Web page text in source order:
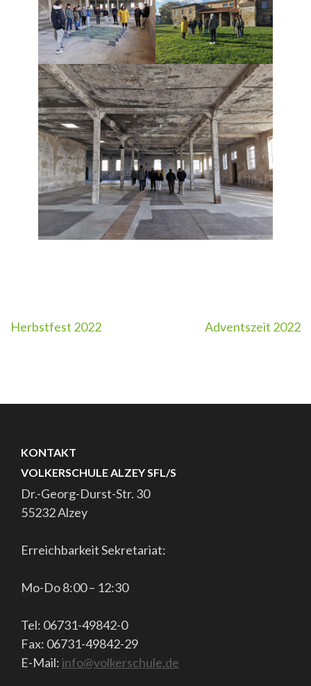
Beitragsnavigation
Herbstfest 2022 Adventszeit 2022
KONTAKT
VOLKERSCHULE ALZEY SFL/S
Dr.-Georg-Durst-Str. 30
55232 Alzey
Erreichbarkeit Sekretariat:
Mo-Do 8:00 – 12:30
Tel: 06731-49842-0
Fax: 06731-49842-29
E-Mail:info@volkerschule.de